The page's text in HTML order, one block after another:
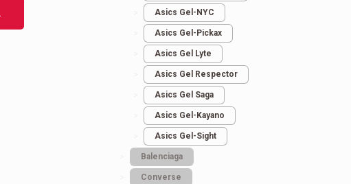
Asics Gel-NYC
Asics Gel-Pickax
Asics Gel Lyte
Asics Gel Respector
Asics Gel Saga
Asics Gel-Kayano
Asics Gel-Sight
Balenciaga
Converse